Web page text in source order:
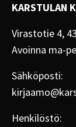
KARSTULAN
Virastotie 4,
Avoinna ma-
Sähköposti:
Henkilöstö: